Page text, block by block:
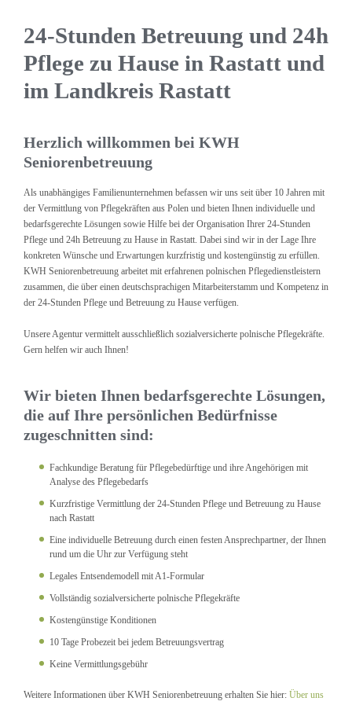
24-Stunden Betreuung und 24h
Pflege zu Hause in Rastatt und
im Landkreis Rastatt
Herzlich willkommen bei KWH
Seniorenbetreuung
Als unabhängiges Familienunternehmen befassen wir uns seit über 10 Jahren mit
der Vermittlung von Pflegekräften aus Polen und bieten Ihnen individuelle und
bedarfsgerechte Lösungen sowie Hilfe bei der Organisation Ihrer 24-Stunden
Pflege und 24h Betreuung zu Hause in Rastatt. Dabei sind wir in der Lage Ihre
konkreten Wünsche und Erwartungen kurzfristig und kostengünstig zu erfüllen.
KWH Seniorenbetreuung arbeitet mit erfahrenen polnischen Pflegedienstleistern
zusammen, die über einen deutschsprachigen Mitarbeiterstamm und Kompetenz in
der 24-Stunden Pflege und Betreuung zu Hause verfügen.
Unsere Agentur vermittelt ausschließlich sozialversicherte polnische Pflegekräfte.
Gern helfen wir auch Ihnen!
Wir bieten Ihnen bedarfsgerechte Lösungen,
die auf Ihre persönlichen Bedürfnisse
zugeschnitten sind:
Fachkundige Beratung für Pflegebedürftige und ihre Angehörigen mit
Analyse des Pflegebedarfs
Kurzfristige Vermittlung der 24-Stunden Pflege und Betreuung zu Hause
nach Rastatt
Eine individuelle Betreuung durch einen festen Ansprechpartner, der Ihnen
rund um die Uhr zur Verfügung steht
Legales Entsendemodell mit A1-Formular
Vollständig sozialversicherte polnische Pflegekräfte
Kostengünstige Konditionen
10 Tage Probezeit bei jedem Betreuungsvertrag
Keine Vermittlungsgebühr
Weitere Informationen über KWH Seniorenbetreuung erhalten Sie hier: Über uns